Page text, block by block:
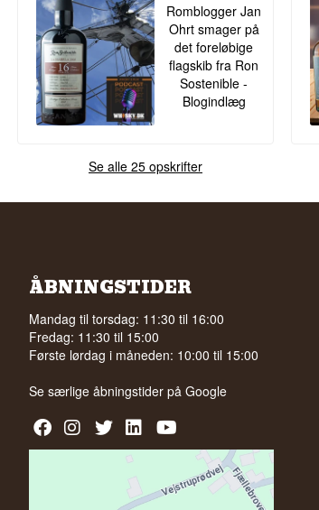
Romblogger Jan
Ohrt smager på
det foreløbige
flagskib fra Ron
Sostenible -
Blogindlæg
Se alle 25 opskrifter
ÅBNINGSTIDER
Mandag til torsdag: 11:30 til 16:00
Fredag: 11:30 til 15:00
Første lørdag i måneden: 10:00 til 15:00
Se særlige åbningstider på Google